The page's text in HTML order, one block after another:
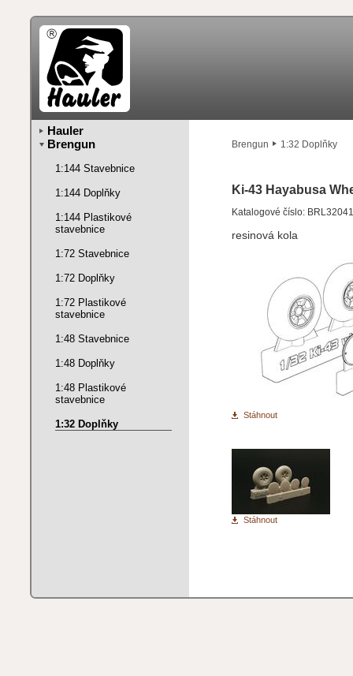
Brengun 1:32 Doplňky
Ki-43 Hayabusa
Katalogové číslo: BRL32041
resinová kola
Stáhnout
Stáhnout
Hauler
Brengun
1:144 Stavebnice
1:144 Doplňky
1:144 Plastikové
stavebnice
1:72 Stavebnice
1:72 Doplňky
1:72 Plastikové
stavebnice
1:48 Stavebnice
1:48 Doplňky
1:48 Plastikové
stavebnice
1:32 Doplňky